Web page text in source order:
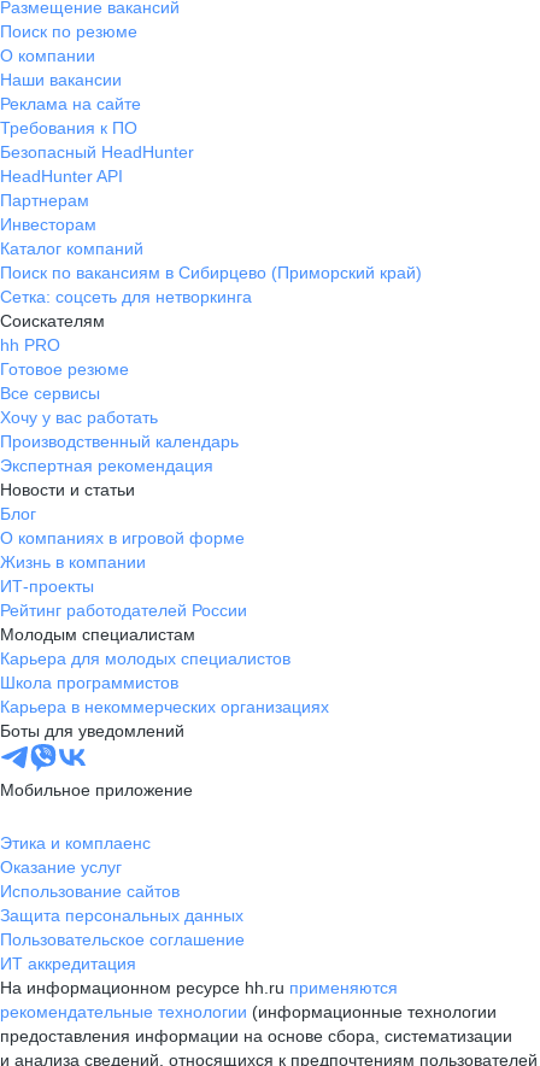
Размещение вакансий
Поиск по резюме
О компании
Наши вакансии
Реклама на сайте
Требования к ПО
Безопасный HeadHunter
HeadHunter API
Партнерам
Инвесторам
Каталог компаний
Поиск по вакансиям в Сибирцево (Приморский край)
Сетка: соцсеть для нетворкинга
Соискателям
hh PRO
Готовое резюме
Все сервисы
Хочу у вас работать
Производственный календарь
Экспертная рекомендация
Новости и статьи
Блог
О компаниях в игровой форме
Жизнь в компании
ИТ-проекты
Рейтинг работодателей России
Молодым специалистам
Карьера для молодых специалистов
Школа программистов
Карьера в некоммерческих организациях
Боты для уведомлений
Мобильное приложение
Этика и комплаенс
Оказание услуг
Использование сайтов
Защита персональных данных
Пользовательское соглашение
ИТ аккредитация
На информационном ресурсе hh.ru применяются
рекомендательные технологии (информационные технологии
предоставления информации на основе сбора, систематизации
и анализа сведений, относящихся к предпочтениям пользователей